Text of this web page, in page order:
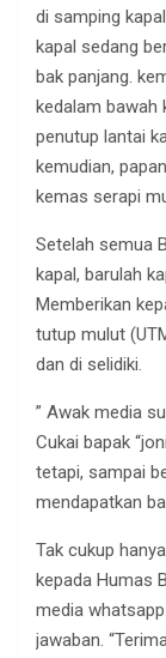
di samping
kapal sedang
bak panjang.
kedalam bawah
penutup lantai
kemudian,
kemas serapi
Setelah semua
kapal, barulah
Memberikan
tutup mulut
dan di selidiki.
” Awak media
Cukai bapak
tetapi, sampai
mendapatkan
Tak cukup
kepada Humas
media
jawaban.